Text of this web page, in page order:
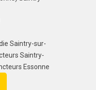
Saintry-sur-
Saintry-
Essonne